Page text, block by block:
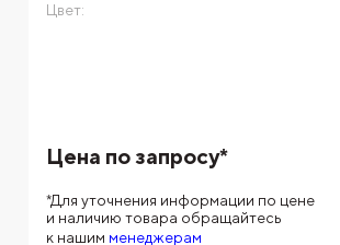
Цвет:
Цена по запросу*
*Для уточнения информации по цене
и наличию товара обращайтесь
к нашим менеджерам